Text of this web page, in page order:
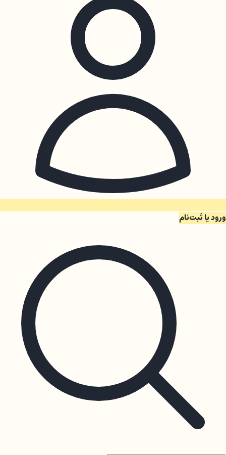
ورود یا ثبت‌نام